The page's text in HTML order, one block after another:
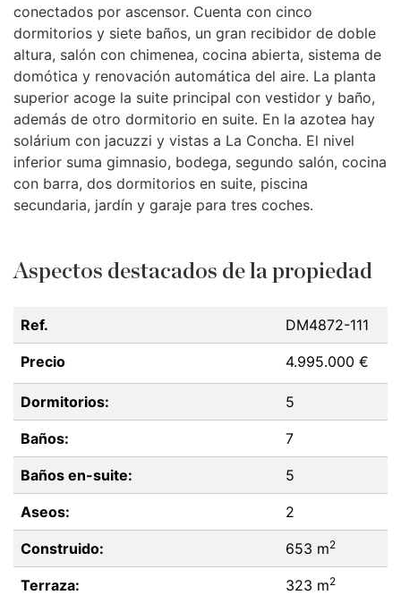
conectados por ascensor. Cuenta con cinco
dormitorios y siete baños, un gran recibidor de doble
altura, salón con chimenea, cocina abierta, sistema de
domótica y renovación automática del aire. La planta
superior acoge la suite principal con vestidor y baño,
además de otro dormitorio en suite. En la azotea hay
solárium con jacuzzi y vistas a La Concha. El nivel
inferior suma gimnasio, bodega, segundo salón, cocina
con barra, dos dormitorios en suite, piscina
secundaria, jardín y garaje para tres coches.
Aspectos destacados de la propiedad
Ref. DM4872-111
Precio 4.995.000 €
Dormitorios: 5
Baños: 7
Baños en-suite: 5
Aseos: 2
Construido: 653 m2
Terraza: 323 m2